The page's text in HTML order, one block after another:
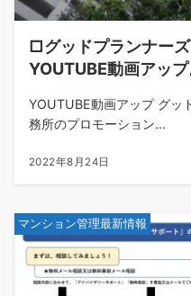
□グッドプランナー
YOUTUBE動画アップ
YOUTUBE動画アップ グッ
務所のプロモーション...
2022年8月24日
マンション管理最新情報